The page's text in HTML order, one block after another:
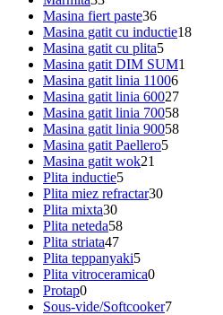
Masina fiert paste36
Masina gatit cu inductie18
Masina gatit cu plita5
Masina gatit DIM SUM1
Masina gatit linia 11006
Masina gatit linia 60027
Masina gatit linia 70058
Masina gatit linia 90058
Masina gatit Paellero5
Masina gatit wok21
Plita inductie5
Plita miez refractar30
Plita mixta30
Plita neteda58
Plita striata47
Plita teppanyaki5
Plita vitroceramica0
Protap0
Sous-vide/Softcooker7